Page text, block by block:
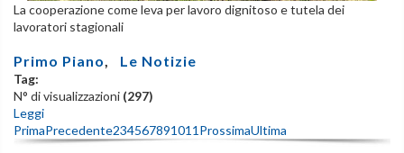
La cooperazione come leva per lavoro dignitoso e tutela dei
lavoratori stagionali
Primo Piano, Le Notizie
Tag:
N° di visualizzazioni (297)
Leggi
PrimaPrecedente234567891011 ProssimaUltima